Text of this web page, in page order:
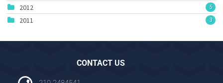
2012 5
2011 3
CONTACT US